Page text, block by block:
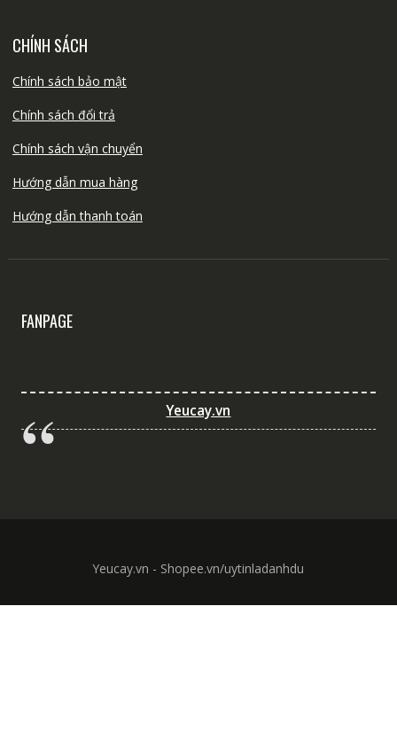
CHÍNH SÁCH
Chính sách bảo mật
Chính sách đổi trả
Chính sách vận chuyển
Hướng dẫn mua hàng
Hướng dẫn thanh toán
FANPAGE
Yeucay.vn
Yeucay.vn - Shopee.vn/uytinladanhdu